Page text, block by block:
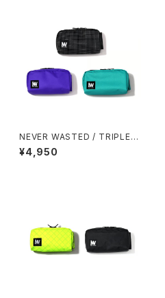
NEVER WASTED / TRIPLEY
ES
¥4,950